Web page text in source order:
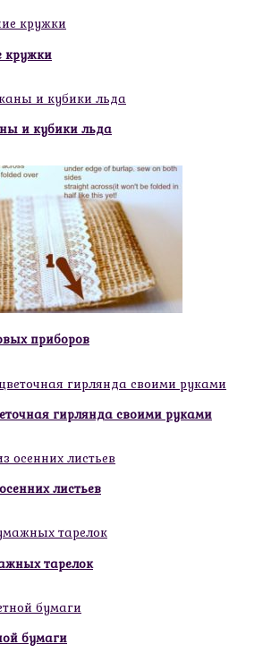
кружки
и кубики льда
приборов
гирлянда своими руками
листьев
тарелок
бумаги